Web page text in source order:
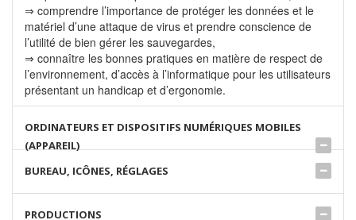
⇒ comprendre l’importance de protéger les données et le
matériel d’une attaque de virus et prendre conscience de
l’utilité de bien gérer les sauvegardes,
⇒ connaître les bonnes pratiques en matière de respect de
l’environnement, d’accès à l’informatique pour les utilisateurs
présentant un handicap et d’ergonomie.
ORDINATEURS ET DISPOSITIFS NUMÉRIQUES MOBILES
(APPAREIL)
BUREAU, ICÔNES, RÉGLAGES
PRODUCTIONS